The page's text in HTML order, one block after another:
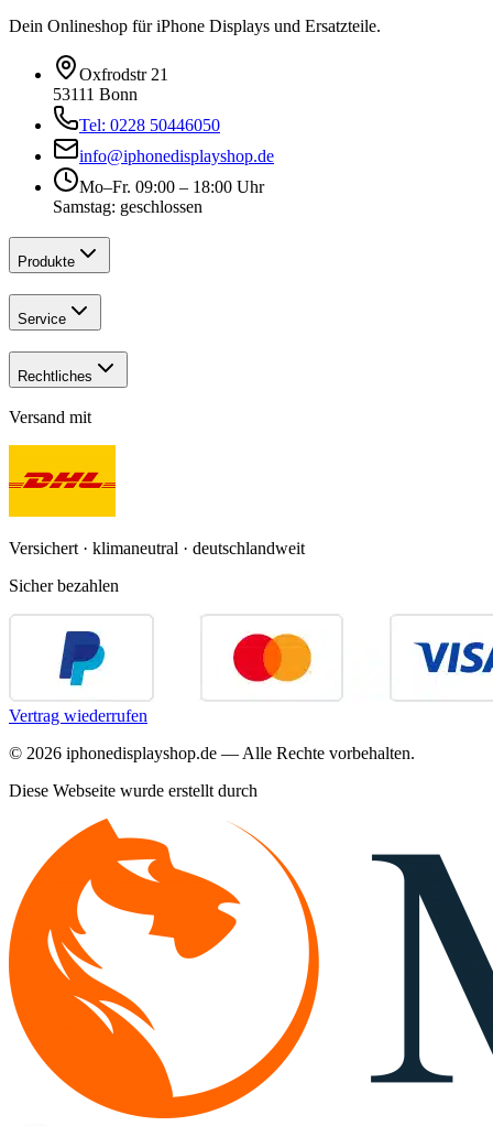
Dein Onlineshop für iPhone Displays und Ersatzteile.
Oxfrodstr 21
53111 Bonn
Tel: 0228 50446050
info@iphonedisplayshop.de
Mo–Fr. 09:00 – 18:00 Uhr
Samstag: geschlossen
Produkte
Service
Rechtliches
Versand mit
Versichert · klimaneutral · deutschlandweit
Sicher bezahlen
Vertrag wiederrufen
© 2026 iphonedisplayshop.de — Alle Rechte vorbehalten.
Diese Webseite wurde erstellt durch